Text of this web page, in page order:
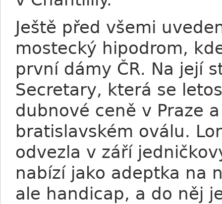
Ještě před všemi
mostecký hipodrom,
první dámy ČR. Na její
Secretary, která se
dubnové ceně v Praze
bratislavském oválu.
odvezla v září
nabízí jako adeptka na
ale handicap, a do něj